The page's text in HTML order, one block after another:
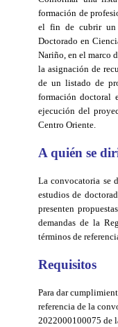
formación de
el fin de cubrir un
Doctorado en
Nariño, en el marco
la asignación de
de un listado de
formación doctoral
ejecución del
Centro Oriente.
A quién se
La convocatoria se
estudios de
presenten
demandas de la
términos de
Requisitos
Para dar
referencia de la
2022000100075 de